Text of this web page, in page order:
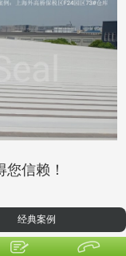
信赖！
经典案例